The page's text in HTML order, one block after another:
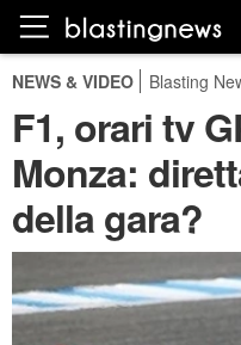
NEWS & VIDEO Blasting
F1, orari tv
Monza:
della gara?